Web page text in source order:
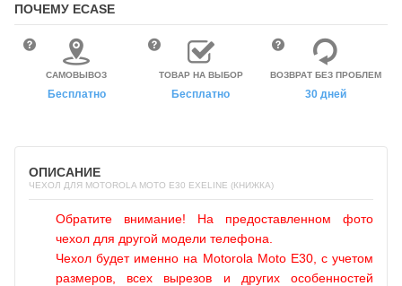
ПОЧЕМУ ECASE
САМОВЫВОЗ
Бесплатно
ТОВАР НА ВЫБОР
Бесплатно
ВОЗВРАТ БЕЗ ПРОБЛЕМ
30 дней
ОПИСАНИЕ
ЧЕХОЛ ДЛЯ MOTOROLA MOTO E30 EXELINE (КНИЖКА)
Обратите внимание! На предоставленном фото
чехол для другой модели телефона.
Чехол будет именно на Motorola Moto E30, с учетом
размеров, всех вырезов и других особенностей